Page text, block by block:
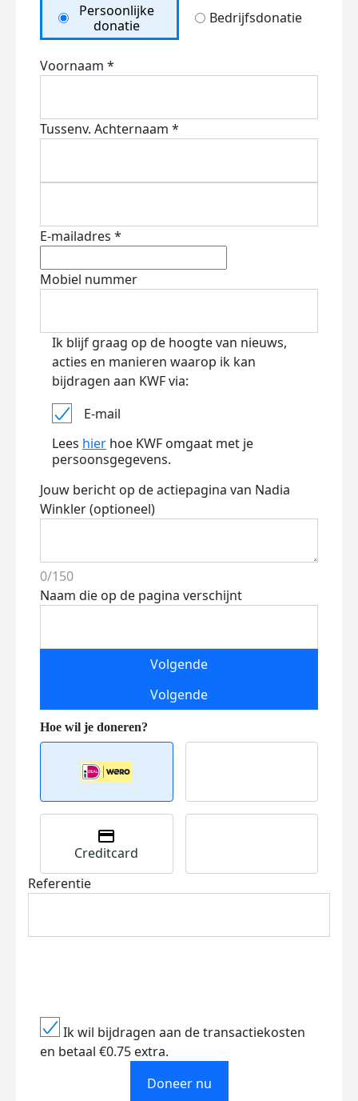
Persoonlijke
donatie
Bedrijfsdonatie
Voornaam *
Tussenv. Achternaam *
E-mailadres *
Mobiel nummer
Ik blijf graag op de hoogte van nieuws,
acties en manieren waarop ik kan
bijdragen aan KWF via:
E-mail
Lees hier hoe KWF omgaat met je
persoonsgegevens.
Jouw bericht op de actiepagina van Nadia
Winkler (optioneel)
0/150
Naam die op de pagina verschijnt
Volgende
Volgende
Creditcard
Referentie
Ik wil bijdragen aan de transactiekosten
en betaal €0.75 extra.
Doneer nu